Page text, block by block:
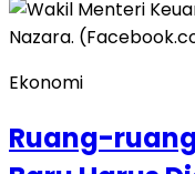
Ekonomi
Ruang-